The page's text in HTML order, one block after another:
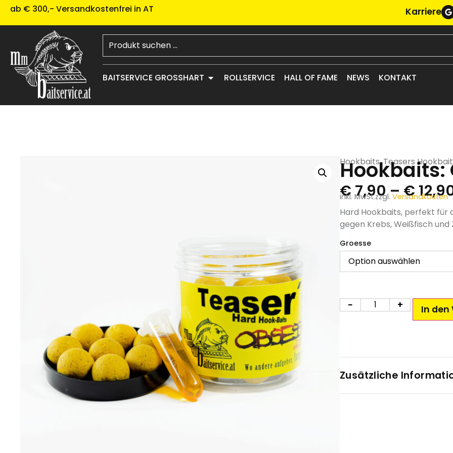
ab € 300,- Versandkostenfrei in AT Karriere
BAITSERVICE GROSSHART ROLLSERVICE HALL OF FAME NEWS KONTAKT
Hookbaits,Teasers
Hookbaits:
€7,90–€
inkl. MwSt.zzgl. Versandkosten
Hard Hookbaits, perfekt für
gegen Krebs, Weißfisch
Groesse
− + In den
Zusätzliche